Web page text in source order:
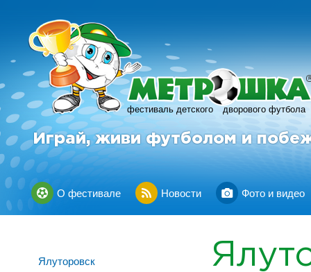
фестиваль детского дворового футбола
R
Играй, живи футболом и
О фестивале Новости Фото и видео
Ялуторовск